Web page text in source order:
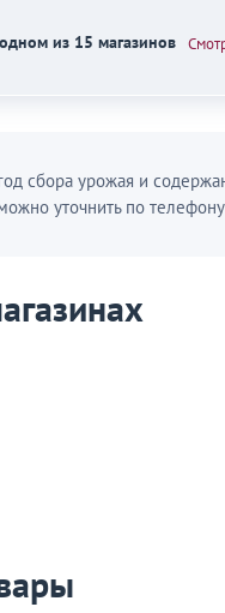
из 15 магазинов
сбора урожая и
уточнить по